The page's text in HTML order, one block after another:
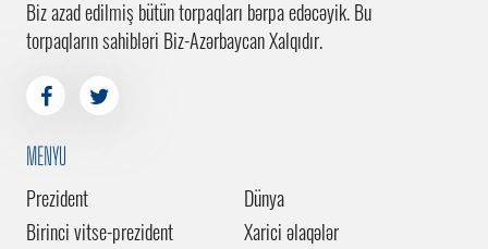
Biz azad edilmiş bütün torpaqları bərpa edəcəyik. Bu
torpaqların sahibləri Biz-Azərbaycan Xalqıdır.
MENYU
Prezident
Birinci vitse-prezident
Dünya
Xarici əlaqələr